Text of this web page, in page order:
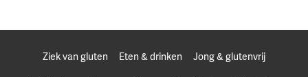
Ziek van gluten Eten & drinken
Jong & glutenvrij